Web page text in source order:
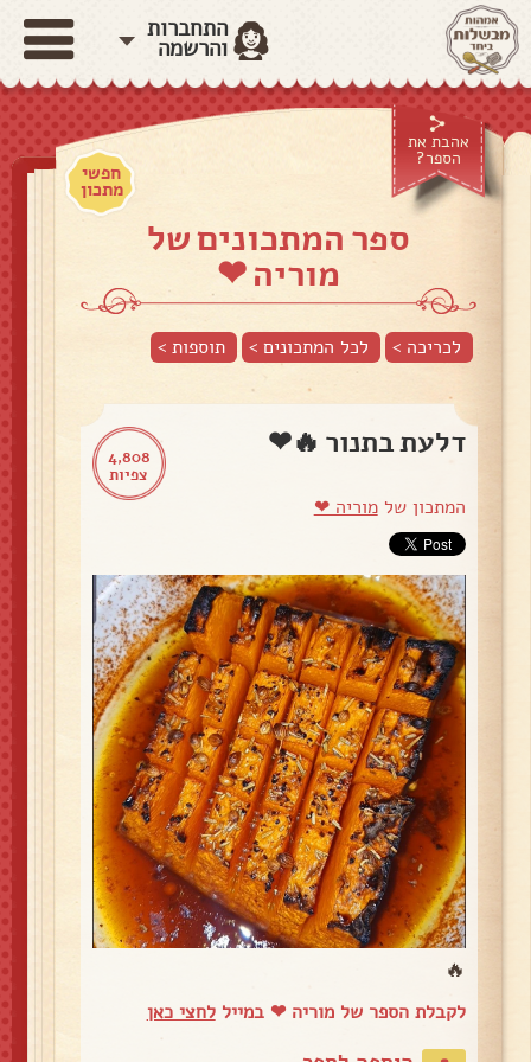
התחברות
והרשמה
אהבת את
הספר?
חפשי
מתכון
ספר המתכונים של
מוריה ❤
לכריכה > לכל המתכונים > תוספות>
4,808
צפיות
דלעת בתנור 🔥❤
המתכון שלמוריה ❤
🔥
לקבלת הספר של מוריה ❤ במייללחצי כאן